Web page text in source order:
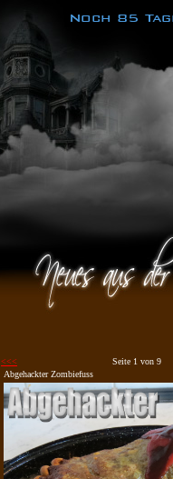
<<< Seite 1 von 9
Abgehackter Zombiefuss